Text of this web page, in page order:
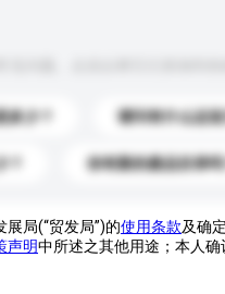
少？ 请问有什么运
你有新的產品目录吗
局(“贸发局”)的使用条款及确
声明中所述之其他用途；本人